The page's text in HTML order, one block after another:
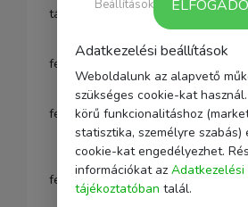
tárgysátor
fekete végtelenített háttér
fehér végtelenített háttér
fekete, levehető fotónyílásos előlap
Adatkezelési beállítások
Weboldalunk az alapvető
szükséges cookie-kat
körű funkcionalitáshoz
statisztika, személyre szabás)
cookie-kat engedélyezhet.
információkat az Adatkezelési
tájékoztatóban talál.
Beállítások